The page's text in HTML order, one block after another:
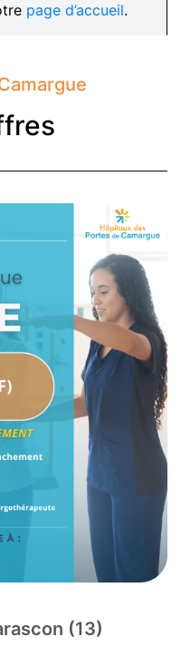
page d’accueil.
(13)